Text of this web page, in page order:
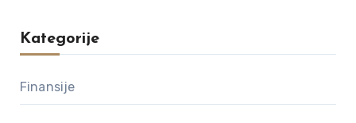
Kategorije
Finansije